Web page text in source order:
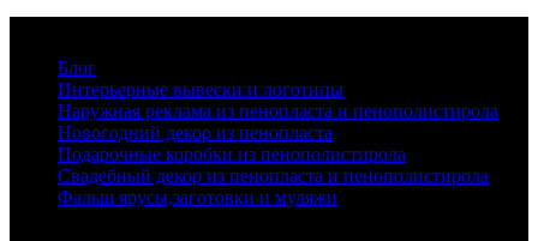
Блог
Интерьерные вывески и логотипы
Наружная реклама из пенопласта и пенополистирола
Новогодний декор из пенопласта
Подарочные коробки из пенополистирола
Свадебный декор из пенопласта и пенополистирола
Фальш ярусы,заготовки и муляжи